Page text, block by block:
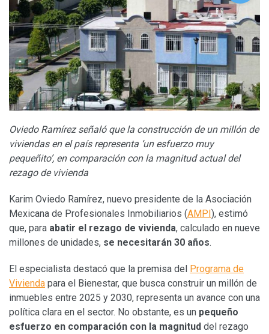
Oviedo Ramírez señaló que la construcción de un millón de
viviendas en el país representa ‘un esfuerzo muy
pequeñito’, en comparación con la magnitud actual del
rezago de vivienda
Karim Oviedo Ramírez, nuevo presidente de la Asociación
Mexicana de Profesionales Inmobiliarios (AMPI), estimó
que, para abatir el rezago de vivienda, calculado en nueve
millones de unidades, se necesitarán 30 años.
El especialista destacó que la premisa del Programa de
Vivienda para el Bienestar, que busca construir un millón de
inmuebles entre 2025 y 2030, representa un avance con una
política clara en el sector. No obstante, es un pequeño
esfuerzo en comparación con la magnitud del rezago